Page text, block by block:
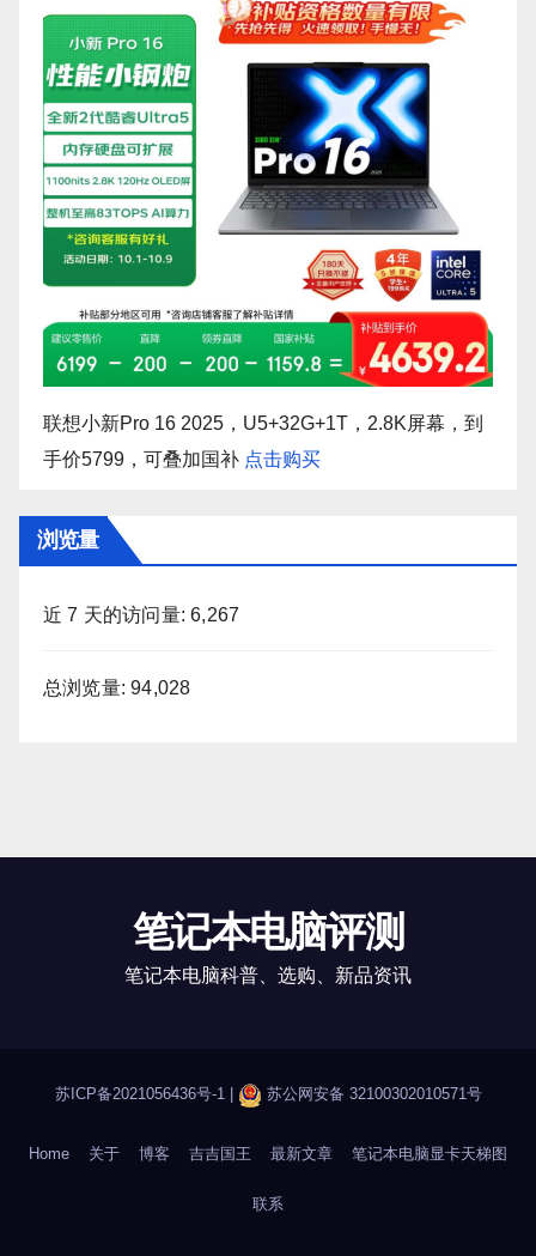
联想小新Pro 16 2025，U5+32G+1T，2.8K屏幕，到
手价5799，可叠加国补 点击购买
浏览量
近 7 天的访问量:6,267
总浏览量:94,028
笔记本电脑评测
笔记本电脑科普、选购、新品资讯
苏ICP备2021056436号-1 苏公网安备 32100302010571号
Home 关于 博客 吉吉国王 最新文章 笔记本电脑显卡天梯图
联系